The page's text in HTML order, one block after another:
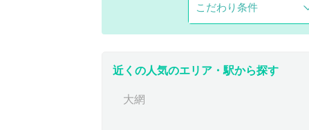
こだわり条件
近くの人気のエリア・駅から探す
大網